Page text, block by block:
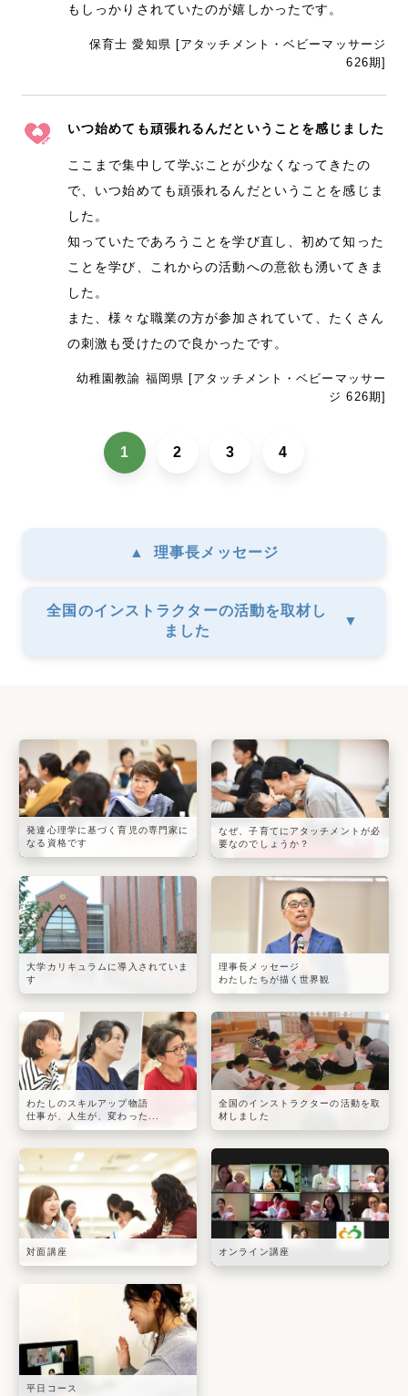
もしっかりされていたのが嬉しかったです。
保育士 愛知県 [アタッチメント・ベビーマッサージ
626期]
いつ始めても頑張れるんだということを感じました
ここまで集中して学ぶことが少なくなってきたの
で、いつ始めても頑張れるんだということを感じま
した。
知っていたであろうことを学び直し、初めて知った
ことを学び、これからの活動への意欲も湧いてきま
した。
また、様々な職業の方が参加されていて、たくさん
の刺激も受けたので良かったです。
幼稚園教諭 福岡県 [アタッチメント・ベビーマッサー
ジ 626期]
1 2 3 4
▲ 理事長メッセージ
全国のインストラクターの活動を取材し
ました
▼
発達心理学に基づく育児の専門家に
なる資格です
なぜ、子育てにアタッチメントが必
要なのでしょうか？
大学カリキュラムに導入されていま
す
理事長メッセージ
わたしたちが描く世界観
わたしのスキルアップ物語
仕事が、人生が、変わった...
全国のインストラクターの活動を取
材しました
対面講座 オンライン講座
平日コース